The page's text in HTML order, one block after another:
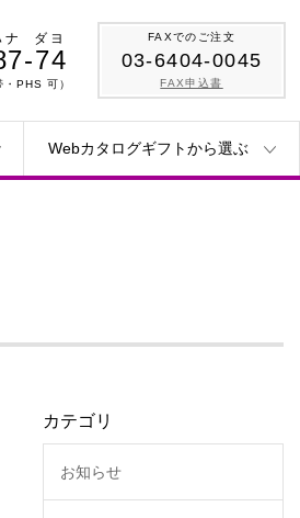
ナ ダヨ
74
・PHS 可）
FAXでのご注文
03-6404-0045
FAX申込書
Webカタログギフトから選ぶ
カテゴリ
お知らせ